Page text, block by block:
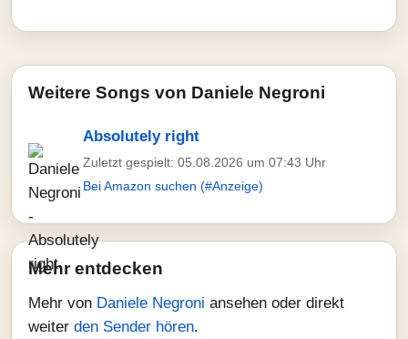
Weitere Songs von Daniele Negroni
Absolutely right
Zuletzt gespielt: 05.08.2026 um 07:43 Uhr
Bei Amazon suchen (#Anzeige)
Mehr entdecken
Mehr von Daniele Negroni ansehen oder direkt
weiter den Sender hören.